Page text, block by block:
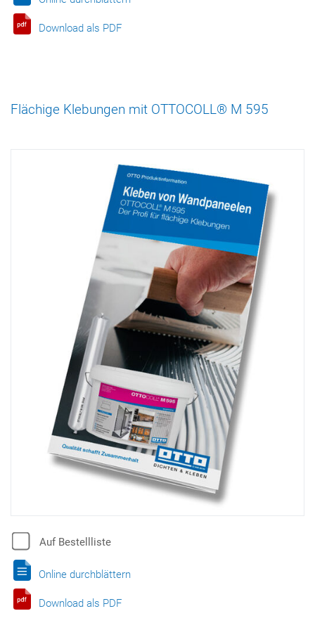
Download als PDF
Flächige Klebungen mit OTTOCOLL® M 595
Auf Bestellliste
Online durchblättern
Download als PDF